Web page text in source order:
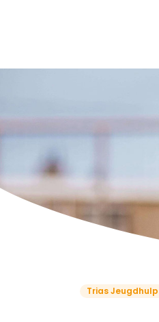
Trias Jeugdhulp